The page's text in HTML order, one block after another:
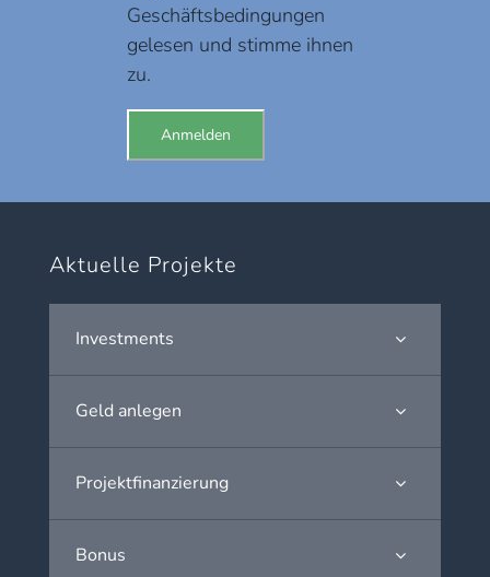
Geschäftsbedingungen
gelesen und stimme ihnen
zu.
Aktuelle Projekte
Investments
Geld anlegen
Projektfinanzierung
Bonus